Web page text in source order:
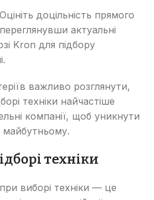
Оцініть доцільність прямого
актуальні
Kron для підбору
важливо розглянути,
техніки найчастіше
компанії, щоб уникнути
техніки
виборі техніки — це